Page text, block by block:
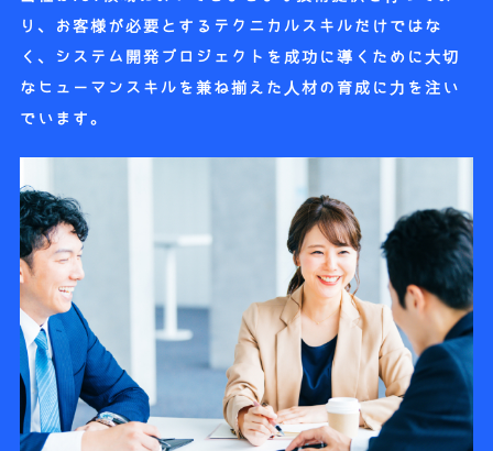
り、お客様が必要とするテクニカルスキルだけではな
く、システム開発プロジェクトを成功に導くために大切
なヒューマンスキルを兼ね揃えた人材の育成に力を注い
でいます。